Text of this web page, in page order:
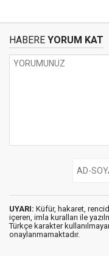
HABERE YORUM KAT
UYARI: Küfür, hakaret,
içeren, imla kuralları ile
Türkçe karakter
onaylanmamaktadır.